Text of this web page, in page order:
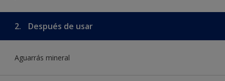
2. Después de usar
Aguarrás mineral